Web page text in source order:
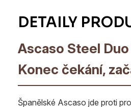
Ascaso Steel Duo
Konec čekání,
Španělské Ascaso jde proti